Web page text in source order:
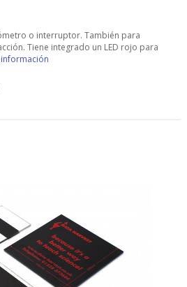
o interruptor. También para
Tiene integrado un LED rojo para
información